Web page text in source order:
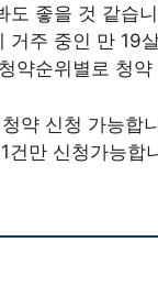
도 좋을 것 같습
주 중인 만 19
약순위별로 청
약 신청 가능합
건만 신청가능합